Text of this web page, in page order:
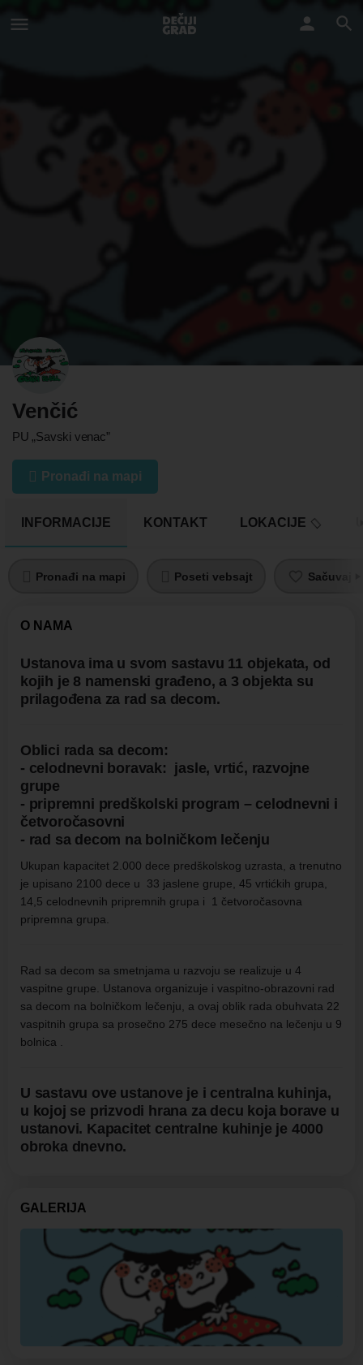
Venčić
PU „Savski venac”
Pronađi na mapi
INFORMACIJE KONTAKT LOKACIJE
Pronađi na mapi Poseti vebsajt Sačuvaj
O NAMA
Ustanova ima u svom sastavu 11 objekata, od
kojih je 8 namenski građeno, a 3 objekta su
prilagođena za rad sa decom.
Oblici rada sa decom:
- celodnevni boravak: jasle, vrtić, razvojne
grupe
- pripremni predškolski program – celodnevni i
četvoročasovni
- rad sa decom na bolničkom lečenju
Ukupan kapacitet 2.000 dece predškolskog uzrasta, a trenutno
je upisano 2100 dece u 33 jaslene grupe, 45 vrtićkih grupa,
14,5 celodnevnih pripremnih grupa i 1 četvoročasovna
pripremna grupa.
Rad sa decom sa smetnjama u razvoju se realizuje u 4
vaspitne grupe. Ustanova organizuje i vaspitno-obrazovni rad
sa decom na bolničkom lečenju, a ovaj oblik rada obuhvata 22
vaspitnih grupa sa prosečno 275 dece mesečno na lečenju u 9
bolnica .
U sastavu ove ustanove je i centralna kuhinja,
u kojoj se prizvodi hrana za decu koja borave u
ustanovi. Kapacitet centralne kuhinje je 4000
obroka dnevno.
GALERIJA